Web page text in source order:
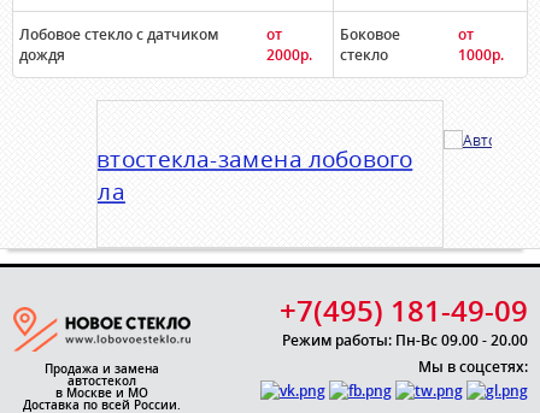
Лобовое стекло с датчиком
дождя
от
2000р.
Боковое
стекло
от
1000р.
Продажа и замена
автостекол
в Москве и МО
Доставка по всей России.
+7(495) 181-49-09
Режим работы: Пн-Вс 09.00 - 20.00
Мы в соцсетях: